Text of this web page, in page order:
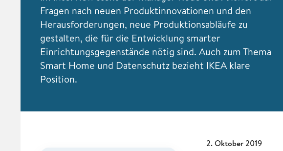
Fragen nach neuen Produktinnovationen und den
Herausforderungen, neue Produktionsabläufe zu
gestalten, die für die Entwicklung smarter
Einrichtungsgegenstände nötig sind. Auch zum Thema
Smart Home und Datenschutz bezieht IKEA klare
Position.
2. Oktober 2019